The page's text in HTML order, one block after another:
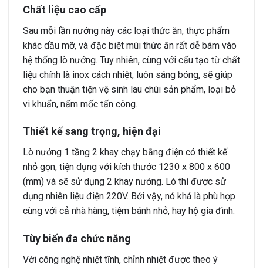
Chất liệu cao cấp
Sau mỗi lần nướng này các loại thức ăn, thực phẩm
khác dầu mỡ, và đặc biệt mùi thức ăn rất dễ bám vào
hệ thống lò nướng. Tuy nhiên, cùng với cấu tạo từ chất
liệu chính là inox cách nhiệt, luôn sáng bóng, sẽ giúp
cho bạn thuận tiện vệ sinh lau chùi sản phẩm, loại bỏ
vi khuẩn, nấm mốc tấn công.
Thiết kế sang trọng, hiện đại
Lò nướng 1 tầng 2 khay chạy bằng điện có thiết kế
nhỏ gọn, tiện dụng với kích thước 1230 x 800 x 600
(mm) và sẽ sử dụng 2 khay nướng. Lò thì được sử
dụng nhiên liệu điện 220V. Bởi vậy, nó khá là phù hợp
cùng với cả nhà hàng, tiệm bánh nhỏ, hay hộ gia đình.
Tùy biến đa chức năng
Với công nghệ nhiệt tĩnh, chỉnh nhiệt được theo ý